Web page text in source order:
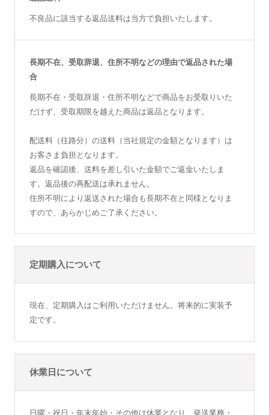
不良品に該当する返品送料は当方で負担いたします。
長期不在、受取辞退、住所不明などの理由で返品された場
合
長期不在・受取辞退・住所不明などで商品をお受取りいた
だけず、受取期限を越えた商品は返品となります。
配送料（往路分）の送料（当社規定の金額となります）は
お客さま負担となります。
返品を確認後、送料を差し引いた金額でご返金いたしま
す。返品後の再配送は承れません。
住所不明により返送された場合も長期不在と同様となりま
すので、あらかじめご了承ください。
定期購入について
現在、定期購入はご利用いただけません。将来的に実装予
定です。
休業日について
日曜・祝日・年末年始・その他は休業となり、発送業務・